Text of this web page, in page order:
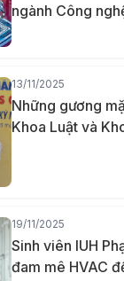
ngành Công
tính nhờ khả
13/11/2025
Những gương
Khoa Luật và
19/11/2025
Sinh viên IUH
đam mê HVAC